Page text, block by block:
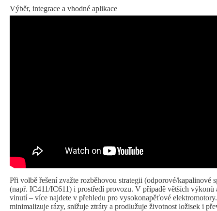
Výběr, integrace a vhodné aplikace
Při volbě řešení zvažte rozběhovou strategii (odporové/
(např. IC411/IC611) i prostředí provozu. V případě větších
vinutí – více najdete v přehledu pro vysokonapěťové elektromotory
minimalizuje rázy, snižuje ztráty a prodlužuje životnost ložisek i